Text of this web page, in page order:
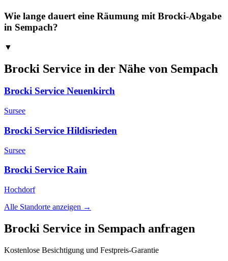
Wie lange dauert eine Räumung mit Brocki-Abgabe
in Sempach?
▼
Brocki Service in der Nähe von Sempach
Brocki Service Neuenkirch
Sursee
Brocki Service Hildisrieden
Sursee
Brocki Service Rain
Hochdorf
Alle Standorte anzeigen →
Brocki Service in Sempach anfragen
Kostenlose Besichtigung und Festpreis-Garantie